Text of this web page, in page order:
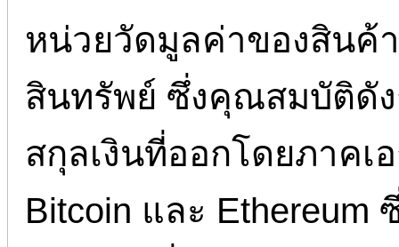
หน่วยวัดมูลค่าของสินค้
สินทรัพย์ ซึ่งคุณสมบัติดัง
สกุลเงินที่ออกโดยภาคเ
Bitcoin และ